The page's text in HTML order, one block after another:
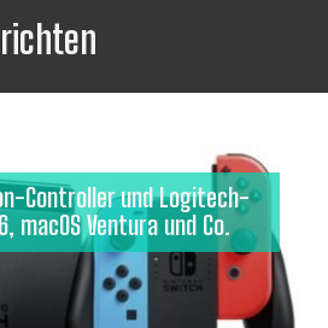
Controller und Logitech-
macOS Ventura und Co.